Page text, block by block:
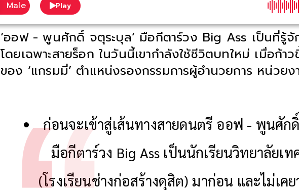
Play
‘ออฟ - พูนศักดิ์ จตุระบุล’ มือกีตาร์วง Big Ass เป็นที่รู้
โดยเฉพาะสายร็อก ในวันนี้เขากำลังใช้ชีวิตบทใหม่ เมื่อก้า
ของ ‘แกรมมี่’ ตำแหน่งรองกรรมการผู้อำนวยการ หน่วย
ก่อนจะเข้าสู่เส้นทางสายดนตรี ออฟ - พูนศัก
มือกีตาร์วง Big Ass เป็นนักเรียนวิทยาลัยเ
(โรงเรียนช่างก่อสร้างดุสิต) มาก่อน และไม่เค